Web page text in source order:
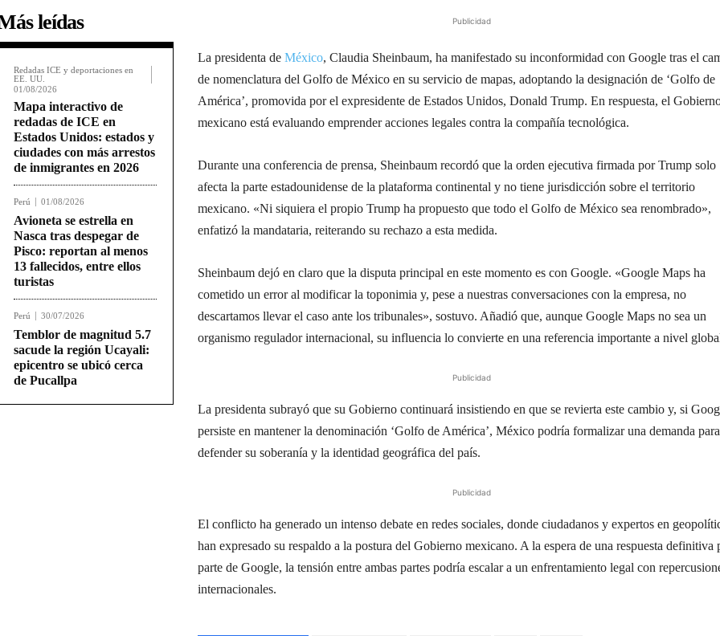
leídas
Redadas ICE y deportaciones en
EE. UU.
01/08/2026
Mapa interactivo de
redadas de ICE en
Estados Unidos: estados y
ciudades con más arrestos
de inmigrantes en 2026
Perú 01/08/2026
Avioneta se estrella en
Nasca tras despegar de
Pisco: reportan al menos
13 fallecidos, entre ellos
turistas
Perú 30/07/2026
Temblor de magnitud 5.7
sacude la región Ucayali:
epicentro se ubicó cerca
de Pucallpa
Publicidad
La presidenta de México, Claudia Sheinbaum, ha manifestado su inconformidad con Google tras el
de nomenclatura del Golfo de México en su servicio de mapas, adoptando la designación de ‘Golfo de
América’, promovida por el expresidente de Estados Unidos, Donald Trump. En respuesta, el
mexicano está evaluando emprender acciones legales contra la compañía tecnológica.
Durante una conferencia de prensa, Sheinbaum recordó que la orden ejecutiva firmada por Trump solo
afecta la parte estadounidense de la plataforma continental y no tiene jurisdicción sobre el territorio
mexicano. «Ni siquiera el propio Trump ha propuesto que todo el Golfo de México sea renombrado»,
enfatizó la mandataria, reiterando su rechazo a esta medida.
Sheinbaum dejó en claro que la disputa principal en este momento es con Google. «Google Maps ha
cometido un error al modificar la toponimia y, pese a nuestras conversaciones con la empresa, no
descartamos llevar el caso ante los tribunales», sostuvo. Añadió que, aunque Google Maps no sea un
organismo regulador internacional, su influencia lo convierte en una referencia importante a nivel
Publicidad
La presidenta subrayó que su Gobierno continuará insistiendo en que se revierta este cambio y, si
persiste en mantener la denominación ‘Golfo de América’, México podría formalizar una demanda para
defender su soberanía y la identidad geográfica del país.
Publicidad
El conflicto ha generado un intenso debate en redes sociales, donde ciudadanos y expertos en
han expresado su respaldo a la postura del Gobierno mexicano. A la espera de una respuesta definitiva
parte de Google, la tensión entre ambas partes podría escalar a un enfrentamiento legal con
internacionales.